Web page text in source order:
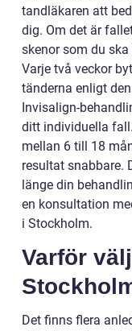
tandläkaren att
dig. Om det är
skenor som du
Varje två veckor
tänderna enligt
Invisalign-
ditt individuella
mellan 6 till 18
resultat snabbare.
länge din
en konsultation
i Stockholm.
Varför
Det finns flera